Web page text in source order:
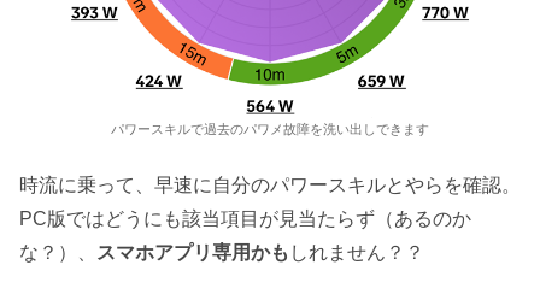
パワースキルで過去のパワメ故障を洗い出しできます
時流に乗って、早速に自分のパワースキルとやらを確認。
PC版ではどうにも該当項目が見当たらず（あるのか
な？）、
スマホアプリ専用かも しれません？？